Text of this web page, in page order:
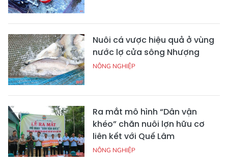
Nuôi cá vược hiệu quả ở vùng
nước lợ cửa sông Nhượng
NÔNG NGHIỆP
Ra mắt mô hình “Dân vận
khéo” chăn nuôi lợn hữu cơ
liên kết với Quế Lâm
NÔNG NGHIỆP